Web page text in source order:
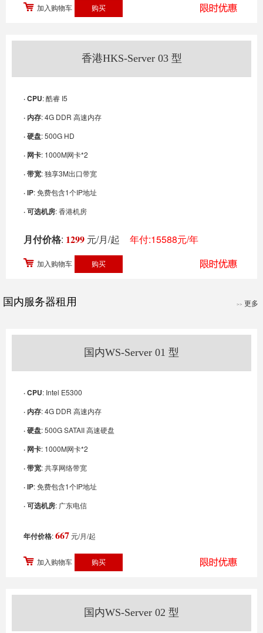
加入购物车
香港HKS-Server 03 型
· CPU: 酷睿 I5
· 内存: 4G DDR 高速内存
· 硬盘: 500G HD
· 网卡: 1000M网卡*2
· 带宽: 独享3M出口带宽
· IP: 免费包含1个IP地址
· 可选机房: 香港机房
月付价格: 1299 元/月/起 年付:15588元/年
加入购物车
国内服务器租用 >> 更多
国内WS-Server 01 型
· CPU: Intel E5300
· 内存: 4G DDR 高速内存
· 硬盘: 500G SATAII 高速硬盘
· 网卡: 1000M网卡*2
· 带宽: 共享网络带宽
· IP: 免费包含1个IP地址
· 可选机房: 广东电信
年付价格:667元/月/起
加入购物车
国内WS-Server 02 型